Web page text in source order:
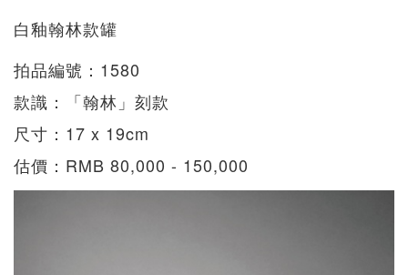
白釉翰林款罐
拍品編號：1580
款識：「翰林」刻款
尺寸：17 x 19cm
估價：RMB 80,000 - 150,000